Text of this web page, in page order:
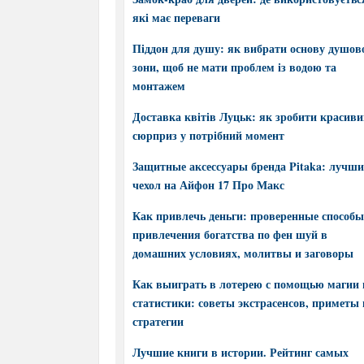
які має переваги
Піддон для душу: як вибрати основу
зони, щоб не мати проблем із водою та
монтажем
Доставка квітів Луцьк: як зробити
сюрприз у потрібний момент
Защитные аксессуары бренда Pitaka:
чехол на Айфон 17 Про Макс
Как привлечь деньги: проверенные способы
привлечения богатства по фен шуй в
домашних условиях, молитвы и заговоры
Как выиграть в лотерею с помощью магии
статистики: советы экстрасенсов, приметы
стратегии
Лучшие книги в истории. Рейтинг самых